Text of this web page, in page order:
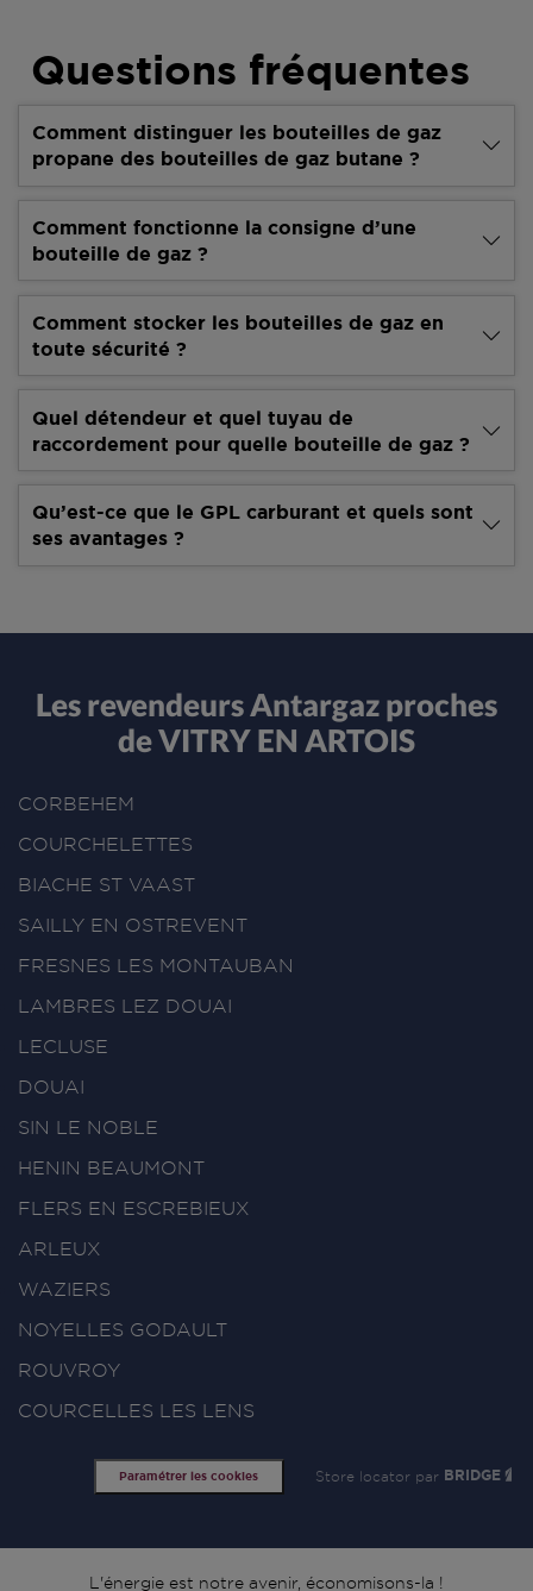
Questions fréquentes
Comment distinguer les bouteilles de gaz
propane des bouteilles de gaz butane ?
Comment fonctionne la consigne d’une
bouteille de gaz ?
Comment stocker les bouteilles de gaz en
toute sécurité ?
Quel détendeur et quel tuyau de
raccordement pour quelle bouteille de gaz ?
Qu’est-ce que le GPL carburant et quels sont
ses avantages ?
Les revendeurs Antargaz proches
de VITRY EN ARTOIS
CORBEHEM
COURCHELETTES
BIACHE ST VAAST
SAILLY EN OSTREVENT
FRESNES LES MONTAUBAN
LAMBRES LEZ DOUAI
LECLUSE
DOUAI
SIN LE NOBLE
HENIN BEAUMONT
FLERS EN ESCREBIEUX
ARLEUX
WAZIERS
NOYELLES GODAULT
ROUVROY
COURCELLES LES LENS
Paramétrer les cookies Store locator par BRIDGE
L'énergie est notre avenir, économisons-la !